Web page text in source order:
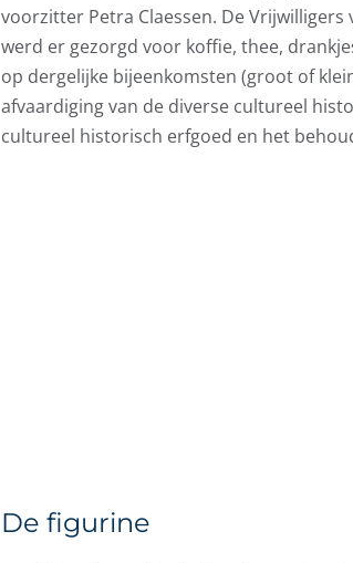
voorzitter Petra Claessen. De
werd er gezorgd voor koffie, thee,
op dergelijke bijeenkomsten (groot of
afvaardiging van de diverse cultureel
cultureel historisch erfgoed en het
De figurine